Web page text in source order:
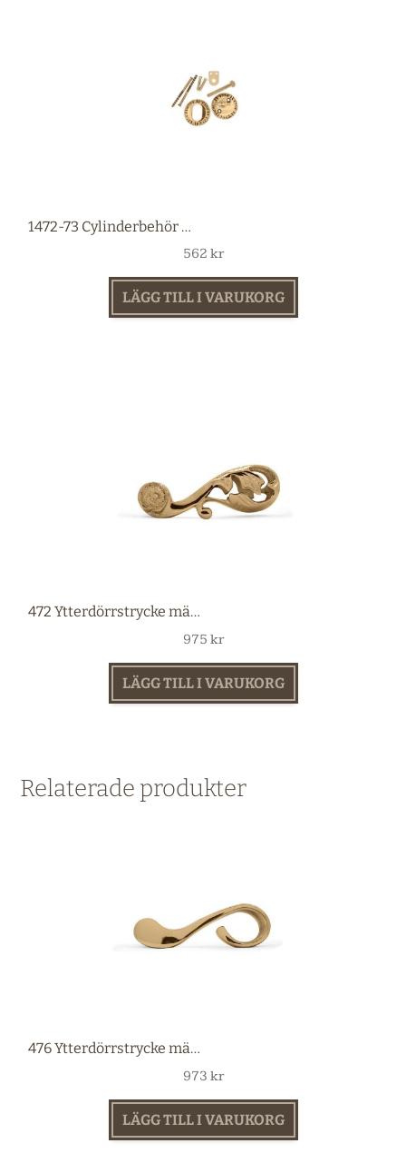
1472-73 Cylinderbehör mässing
562 kr
LÄGG TILL I VARUKORG
472 Ytterdörrstrycke mässing
975 kr
LÄGG TILL I VARUKORG
Relaterade produkter
476 Ytterdörrstrycke mässing
973 kr
LÄGG TILL I VARUKORG